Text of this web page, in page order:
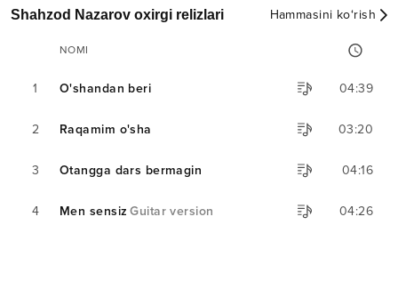
Shahzod Nazarov oxirgi relizlari Hammasini ko‘rish
NOMI
1 O'shandan beri 04:39
2 Raqamim o'sha 03:20
3 Otangga dars bermagin 04:16
4 Men sensiz Guitar version 04:26